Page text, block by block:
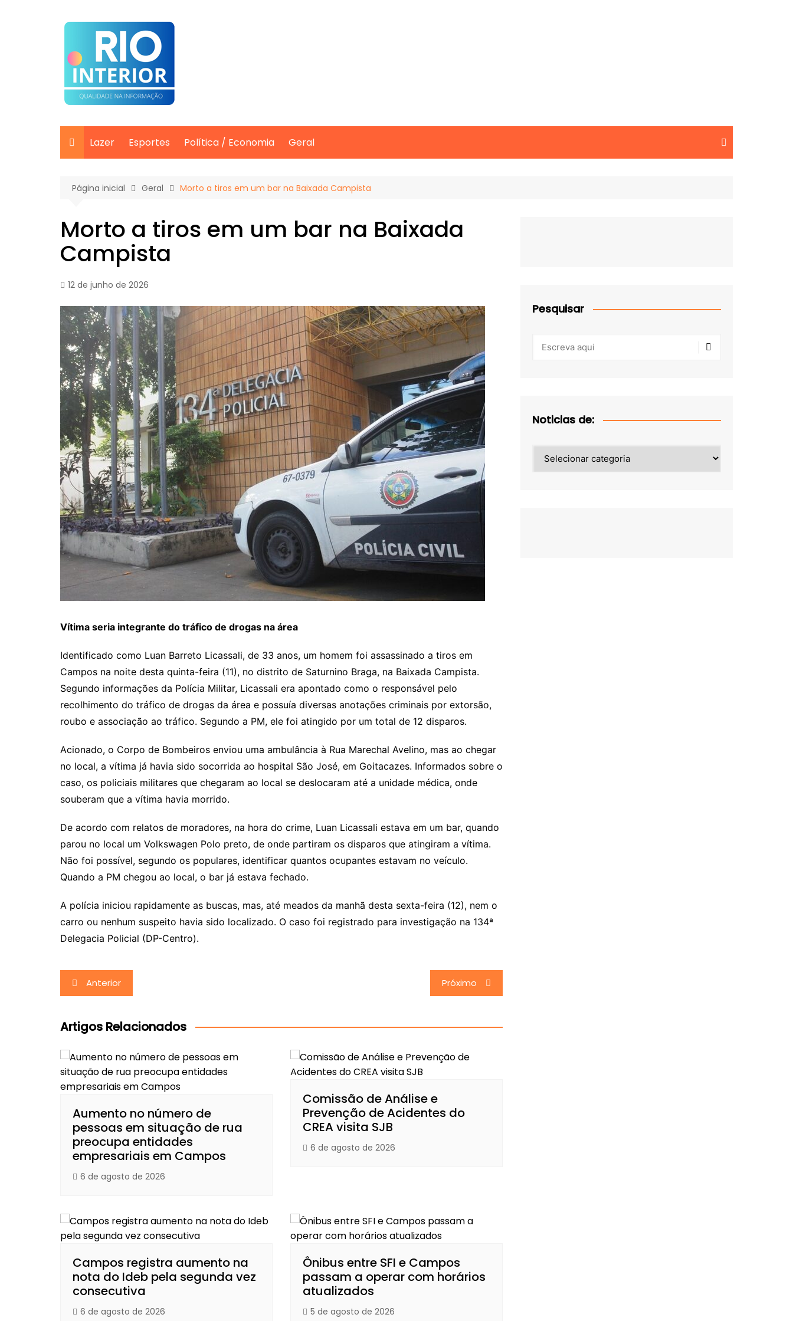
Lazer Esportes Política / Economia Geral
Página inicial Geral Morto a tiros em um bar na Baixada Campista
Morto a tiros em um bar na Baixada
Campista
12 de junho de 2026
Vítima seria integrante do tráfico de drogas na área
Identificado como Luan Barreto Licassali, de 33 anos, um homem foi assassinado a tiros em
Campos na noite desta quinta-feira (11), no distrito de Saturnino Braga, na Baixada Campista.
Segundo informações da Polícia Militar, Licassali era apontado como o responsável pelo
recolhimento do tráfico de drogas da área e possuía diversas anotações criminais por extorsão,
roubo e associação ao tráfico. Segundo a PM, ele foi atingido por um total de 12 disparos.
Acionado, o Corpo de Bombeiros enviou uma ambulância à Rua Marechal Avelino, mas ao chegar
no local, a vítima já havia sido socorrida ao hospital São José, em Goitacazes. Informados sobre o
caso, os policiais militares que chegaram ao local se deslocaram até a unidade médica, onde
souberam que a vítima havia morrido.
De acordo com relatos de moradores, na hora do crime, Luan Licassali estava em um bar, quando
parou no local um Volkswagen Polo preto, de onde partiram os disparos que atingiram a vítima.
Não foi possível, segundo os populares, identificar quantos ocupantes estavam no veículo.
Quando a PM chegou ao local, o bar já estava fechado.
A polícia iniciou rapidamente as buscas, mas, até meados da manhã desta sexta-feira (12), nem o
carro ou nenhum suspeito havia sido localizado. O caso foi registrado para investigação na 134ª
Delegacia Policial (DP-Centro).
Navegação
de
Post
Anterior Próximo
Artigos Relacionados
Aumento no número de
pessoas em situação de rua
preocupa entidades
empresariais em Campos
6 de agosto de 2026
Comissão de Análise e
Prevenção de Acidentes do
CREA visita SJB
6 de agosto de 2026
Campos registra aumento na
nota do Ideb pela segunda vez
consecutiva
6 de agosto de 2026
Ônibus entre SFI e Campos
passam a operar com horários
atualizados
5 de agosto de 2026
Pesquisar
Noticias de:
de: